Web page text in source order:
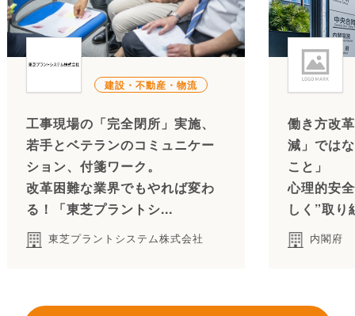
建設・不動産・物流
工事現場の「完全閉所」実施、
若手とベテランのコミュニケー
ション、付箋ワーク。
改革困難な業界でもやれば変わ
る！「東芝プラントシ...
東芝プラントシステム株式会社
働き方改
減」では
こと」
心理的安
しく”取り
内閣府